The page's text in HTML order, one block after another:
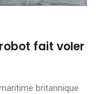
fait voler
britannique